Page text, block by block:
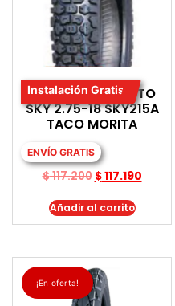
Instalación Gratis
LLANTA PARA MOTO
SKY 2.75-18 SKY215A
TACO MORITA
ENVÍO GRATIS
$117.200 $117.190
Añadir al carrito
¡En oferta!